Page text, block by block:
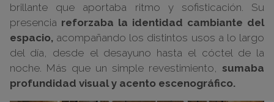
brillante que aportaba ritmo y sofisticación. Su
presencia reforzaba la identidad cambiante del
espacio, acompañando los distintos usos a lo largo
del día, desde el desayuno hasta el cóctel de la
noche. Más que un simple revestimiento, sumaba
profundidad visual y acento escenográfico.